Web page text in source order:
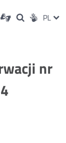
kontrastowa
Dla
niesłyszących
OtwórzOtwórz
w
Otwórz
w
PL
nr